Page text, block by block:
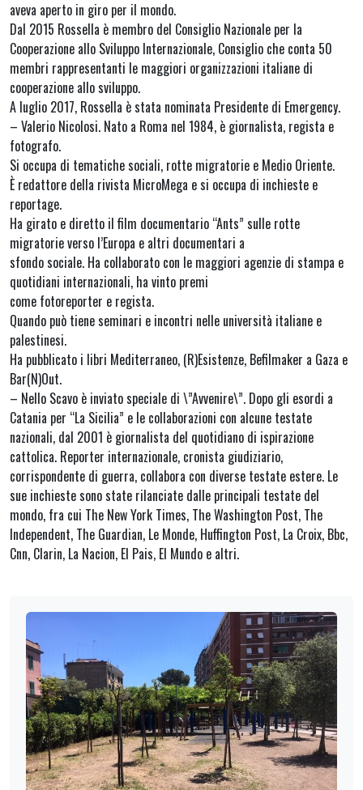
aveva aperto in giro per il mondo.
Dal 2015 Rossella è membro del Consiglio Nazionale per la
Cooperazione allo Sviluppo Internazionale, Consiglio che conta 50
membri rappresentanti le maggiori organizzazioni italiane di
cooperazione allo sviluppo.
A luglio 2017, Rossella è stata nominata Presidente di Emergency.
– Valerio Nicolosi. Nato a Roma nel 1984, è giornalista, regista e
fotografo.
Si occupa di tematiche sociali, rotte migratorie e Medio Oriente.
È redattore della rivista MicroMega e si occupa di inchieste e
reportage.
Ha girato e diretto il film documentario “Ants” sulle rotte
migratorie verso l’Europa e altri documentari a
sfondo sociale. Ha collaborato con le maggiori agenzie di stampa e
quotidiani internazionali, ha vinto premi
come fotoreporter e regista.
Quando può tiene seminari e incontri nelle università italiane e
palestinesi.
Ha pubblicato i libri Mediterraneo, (R)Esistenze, Befilmaker a Gaza e
Bar(N)Out.
– Nello Scavo è inviato speciale di \”Avvenire\”. Dopo gli esordi a
Catania per “La Sicilia” e le collaborazioni con alcune testate
nazionali, dal 2001 è giornalista del quotidiano di ispirazione
cattolica. Reporter internazionale, cronista giudiziario,
corrispondente di guerra, collabora con diverse testate estere. Le
sue inchieste sono state rilanciate dalle principali testate del
mondo, fra cui The New York Times, The Washington Post, The
Independent, The Guardian, Le Monde, Huffington Post, La Croix, Bbc,
Cnn, Clarin, La Nacion, El Pais, El Mundo e altri.